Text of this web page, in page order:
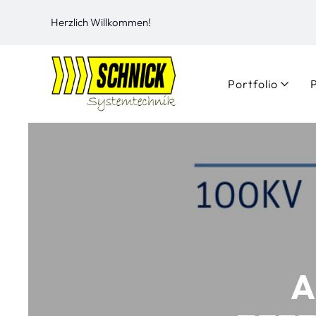
Herzlich Willkommen!
Portfolio